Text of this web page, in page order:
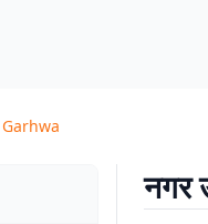
Garhwa
नगर